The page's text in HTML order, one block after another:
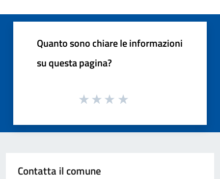
Quanto sono chiare le informazioni
su questa pagina?
Contatta il comune